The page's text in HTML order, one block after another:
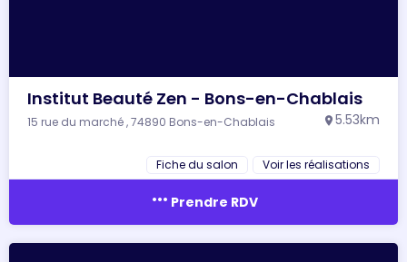
Institut Beauté Zen - Bons-en-Chablais
15 rue du marché , 74890 Bons-en-Chablais location_on 5.53km
Fiche du salon Voir les réalisations
more_horiz Prendre RDV